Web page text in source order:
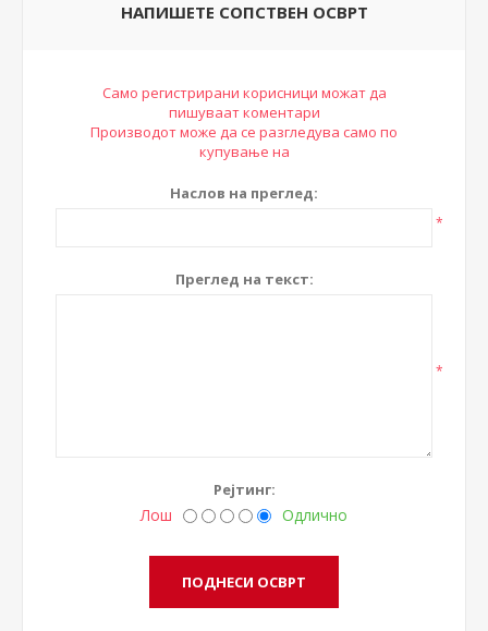
НАПИШЕТЕ СОПСТВЕН ОСВРТ
Само регистрирани корисници можат да
пишуваат коментари
Производот може да се разгледува само по
купување на
Наслов на преглед:
*
Преглед на текст:
*
Рејтинг:
Лош Одлично